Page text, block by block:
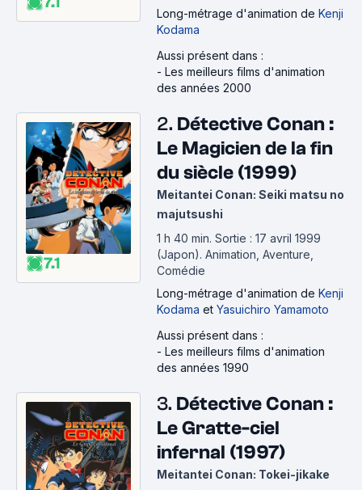
Long-métrage d'animation de Kenji
Kodama
Aussi présent dans :
- Les meilleurs films d'animation
des années 2000
7.1
2. Détective Conan :
Le Magicien de la fin
du siècle (1999)
Meitantei Conan: Seiki matsu no
majutsushi
1 h 40 min. Sortie : 17 avril 1999
(Japon). Animation, Aventure,
Comédie
Long-métrage d'animation de Kenji
Kodama et Yasuichiro Yamamoto
Aussi présent dans :
- Les meilleurs films d'animation
des années 1990
3. Détective Conan :
Le Gratte-ciel
infernal (1997)
Meitantei Conan: Tokei-jikake